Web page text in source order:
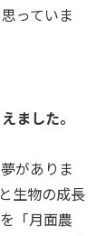
っていま
ました。
がありま
生物の成長
「月面農